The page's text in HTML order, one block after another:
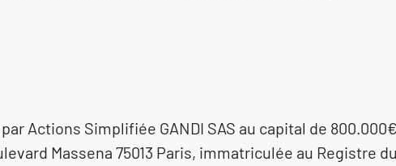
Actions Simplifiée GANDI SAS au capital de 800.000€
Massena 75013 Paris, immatriculée au Registre du